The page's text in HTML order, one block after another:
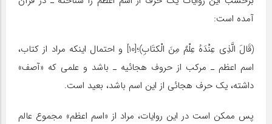
آمده است:
(قَالَ الَّذِی عِنْدَهُ عِلْمٌ مِنَ الْکتَابِ)؛[10] و احتمال اینکه مراد از کتاب،
اسم اعظم ـ ‌مرکب از حروف هجائیه ‌ـ باشد و علمی که «آصف»
داشته، یک حرف هجائی از این اسم باشد، بعید است.
پس ممکن است در این روایات، مراد از «اسم اعظم» مجموع عالم